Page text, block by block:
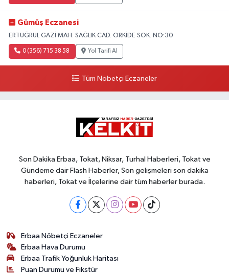
Gümüş Eczanesi
ERTUĞRUL GAZİ MAH. SAĞLIK CAD. ORKİDE SOK. NO:30
0 (356) 715 38 58 Yol Tarifi Al
Tüm Nöbetçi Eczaneler
Son Dakika Erbaa, Tokat, Niksar, Turhal Haberleri, Tokat ve
Gündeme dair Flash Haberler, Son gelişmeleri son dakika
haberleri, Tokat ve İlçelerine dair tüm haberler burada.
Erbaa Nöbetçi Eczaneler
Erbaa Hava Durumu
Erbaa Trafik Yoğunluk Haritası
Puan Durumu ve Fikstür